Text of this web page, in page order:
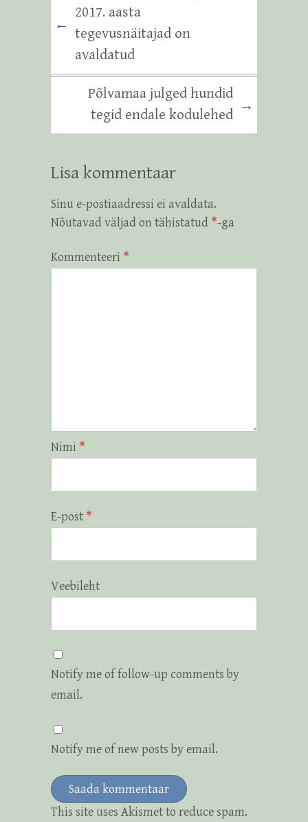
←
2017. aasta
tegevusnäitajad on
avaldatud
Põlvamaa julged hundid
tegid endale kodulehed
→
Lisa kommentaar
Sinu e-postiaadressi ei avaldata.
Nõutavad väljad on tähistatud *-ga
Kommenteeri *
Nimi *
E-post *
Veebileht
Notify me of follow-up comments by
email.
Notify me of new posts by email.
This site uses Akismet to reduce spam.